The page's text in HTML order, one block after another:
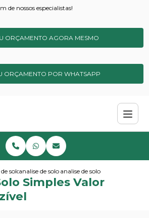
de nossos especialistas!
ORÇAMENTO AGORA MESMO
ORÇAMENTO POR WHATSAPP
de solos e sedimentos
analise de solo simplesanalise de solo simples valor
Simples Valor